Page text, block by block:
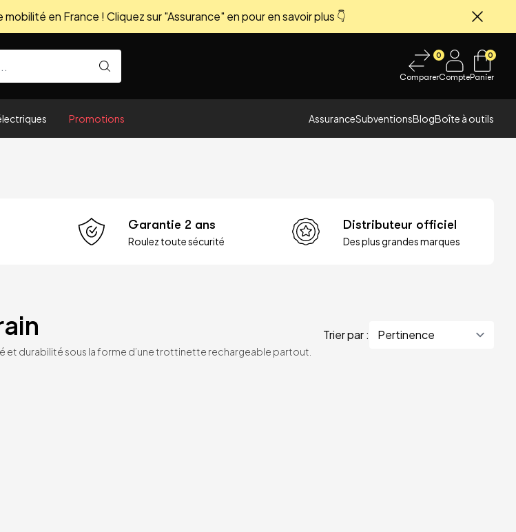
en France ! Cliquez sur "Assurance" en pour en savoir plus 👇
0
ComparerCompte
0
Panier
Promotions AssuranceSubventionsBlogBoîte à outils
Garantie 2 ans
Roulez toute sécurité
Distributeur officiel
Des plus grandes marques
et durabilité sous la forme d’une trottinette rechargeable partout.
Trier par :